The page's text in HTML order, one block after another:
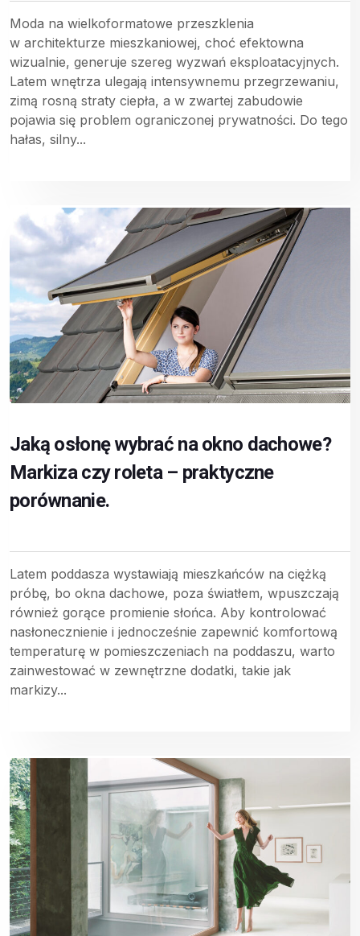
Moda na wielkoformatowe przeszklenia
w architekturze mieszkaniowej, choć efektowna
wizualnie, generuje szereg wyzwań eksploatacyjnych.
Latem wnętrza ulegają intensywnemu przegrzewaniu,
zimą rosną straty ciepła, a w zwartej zabudowie
pojawia się problem ograniczonej prywatności. Do tego
hałas, silny...
Jaką osłonę wybrać na okno dachowe?
Markiza czy roleta – praktyczne
porównanie.
Latem poddasza wystawiają mieszkańców na ciężką
próbę, bo okna dachowe, poza światłem, wpuszczają
również gorące promienie słońca. Aby kontrolować
nasłonecznienie i jednocześnie zapewnić komfortową
temperaturę w pomieszczeniach na poddaszu, warto
zainwestować w zewnętrzne dodatki, takie jak
markizy...